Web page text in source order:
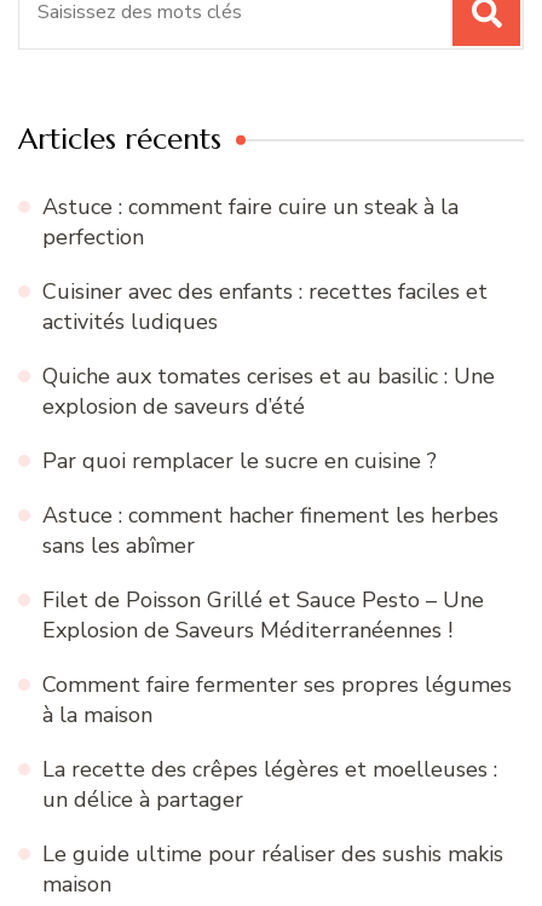
Articles récents
Astuce : comment faire cuire un steak à la
perfection
Cuisiner avec des enfants : recettes faciles et
activités ludiques
Quiche aux tomates cerises et au basilic : Une
explosion de saveurs d’été
Par quoi remplacer le sucre en cuisine ?
Astuce : comment hacher finement les herbes
sans les abîmer
Filet de Poisson Grillé et Sauce Pesto – Une
Explosion de Saveurs Méditerranéennes !
Comment faire fermenter ses propres légumes
à la maison
La recette des crêpes légères et moelleuses :
un délice à partager
Le guide ultime pour réaliser des sushis makis
maison